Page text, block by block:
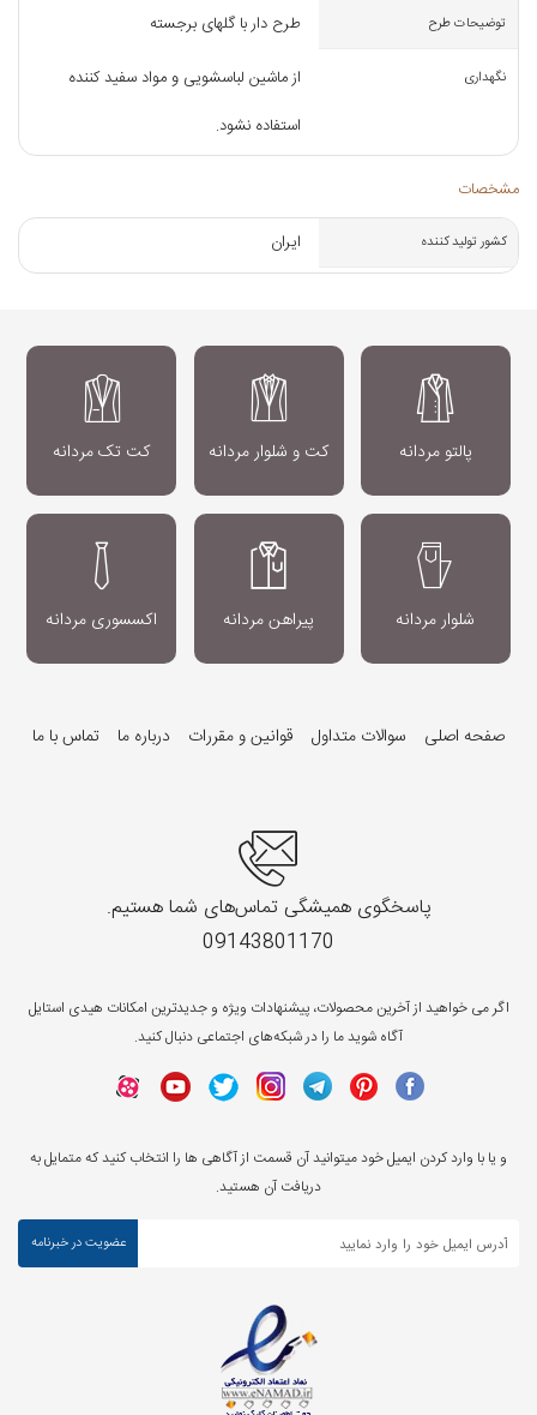
توضیحات طرح طرح دار با گلهای برجسته
نگهداری
از ماشین لباسشویی و مواد سفید کننده
استفاده نشود.
مشخصات
کشور تولید کننده ایران
پالتو مردانه کت و شلوار مردانه کت تک مردانه
شلوار مردانه پیراهن مردانه اکسسوری مردانه
صفحه اصلی سوالات متداول قوانین و مقررات درباره ما تماس با ما
پاسخگوی همیشگی تماس‌های شما هستیم.
09143801170
اگر می خواهید از آخرین محصولات، پیشنهادات ویژه و جدیدترین امکانات هیدی استایل
آگاه شوید ما را در شبکه‌های اجتماعی دنبال کنید.
و یا با وارد کردن ایمیل خود میتوانید آن قسمت از آگاهی ها را انتخاب کنید که متمایل به
دریافت آن هستید.
عضویت در خبرنامه